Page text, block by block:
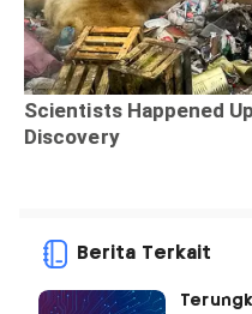
Berita Terkait